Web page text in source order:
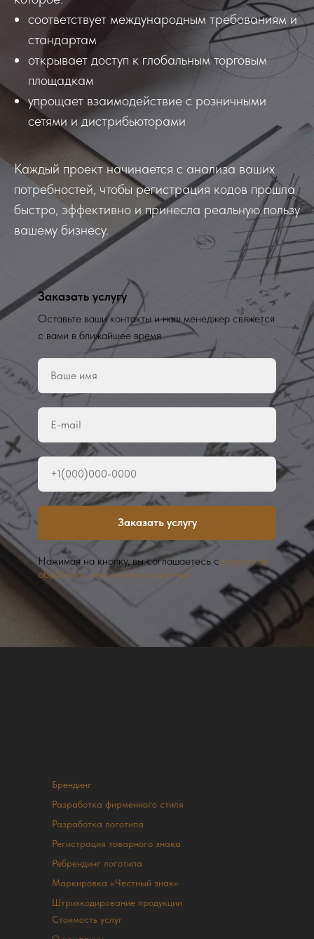
соответствует международным требованиям и
стандартам
открывает доступ к глобальным торговым
площадкам
упрощает взаимодействие с розничными
сетями и дистрибьюторами
Каждый проект начинается с анализа ваших
потребностей, чтобы регистрация кодов прошла
быстро, эффективно и принесла реальную пользу
вашему бизнесу.
Заказать услугу
Оставьте ваши контакты и наш менеджер свяжется
с вами в ближайшее время
Заказать услугу
Нажимая на кнопку, вы соглашаетесь с политикой
обработки персональных данных
Брендинг
Разработка фирменного стиля
Разработка логотипа
Регистрация товарного знака
Ребрендинг логотипа
Маркировка «Честный знак»
Штрихкодирование продукции
Стоимость услуг